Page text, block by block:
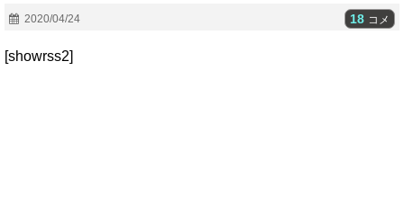
2020/04/24 18 コメ
[showrss2]